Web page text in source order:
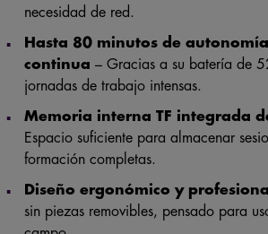
necesidad de red.
Hasta 80 minutos de
continua – Gracias a su batería de
jornadas de trabajo intensas.
Memoria interna TF integrada
Espacio suficiente para almacenar
formación completas.
Diseño ergonómico y profesional
sin piezas removibles, pensado para